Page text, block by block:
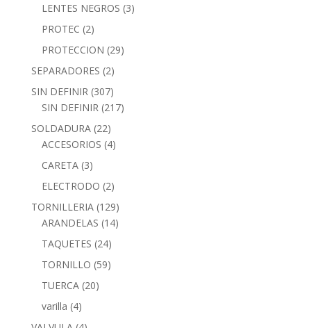
LENTES NEGROS (3)
PROTEC (2)
PROTECCION (29)
SEPARADORES (2)
SIN DEFINIR (307)
SIN DEFINIR (217)
SOLDADURA (22)
ACCESORIOS (4)
CARETA (3)
ELECTRODO (2)
TORNILLERIA (129)
ARANDELAS (14)
TAQUETES (24)
TORNILLO (59)
TUERCA (20)
varilla (4)